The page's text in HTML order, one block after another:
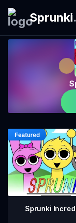
Sprunki.
Sprunki